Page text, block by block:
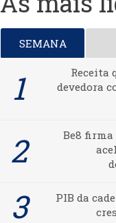
SEMANA
Receita
devedora
Be8 firma
PIB da